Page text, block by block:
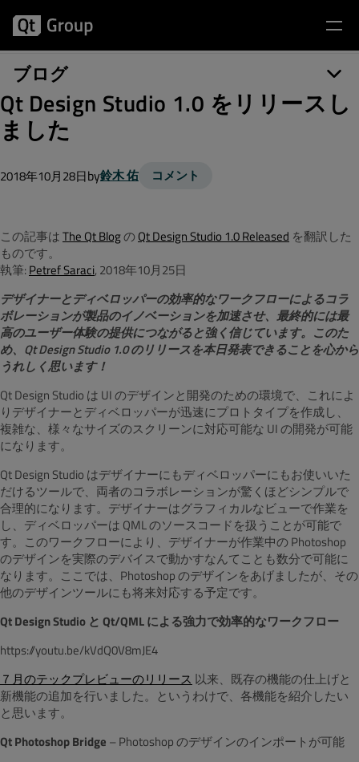
ブログ
Qt Design Studio 1.0 をリリースし
ました
2018年10月28日by鈴木 佑 コメント
この記事はThe Qt BlogのQt Design Studio 1.0 Released を翻訳した
ものです。
執筆: Petref Saraci, 2018年10月25日
デザイナーとディベロッパーの効率的なワークフローによるコラ
ボレーションが製品のイノベーションを加速させ、最終的には最
高のユーザー体験の提供につながると強く信じています。このた
め、Qt Design Studio 1.0 のリリースを本日発表できることを心から
うれしく思います！
Qt Design Studio は UI のデザインと開発のための環境で、これによ
りデザイナーとディベロッパーが迅速にプロトタイプを作成し、
複雑な、様々なサイズのスクリーンに対応可能な UI の開発が可能
になります。
Qt Design Studio はデザイナーにもディベロッパーにもお使いいた
だけるツールで、両者のコラボレーションが驚くほどシンプルで
合理的になります。デザイナーはグラフィカルなビューで作業を
し、ディベロッパーは QML のソースコードを扱うことが可能で
す。このワークフローにより、デザイナーが作業中の Photoshop
のデザインを実際のデバイスで動かすなんてことも数分で可能に
なります。ここでは、Photoshop のデザインをあげましたが、その
他のデザインツールにも将来対応する予定です。
Qt Design Studio と Qt/QML による強力で効率的なワークフロー
https://youtu.be/kVdQ0V8mJE4
７月のテックプレビューのリリース 以来、既存の機能の仕上げと
新機能の追加を行いました。というわけで、各機能を紹介したい
と思います。
Qt Photoshop Bridge – Photoshop のデザインのインポートが可能